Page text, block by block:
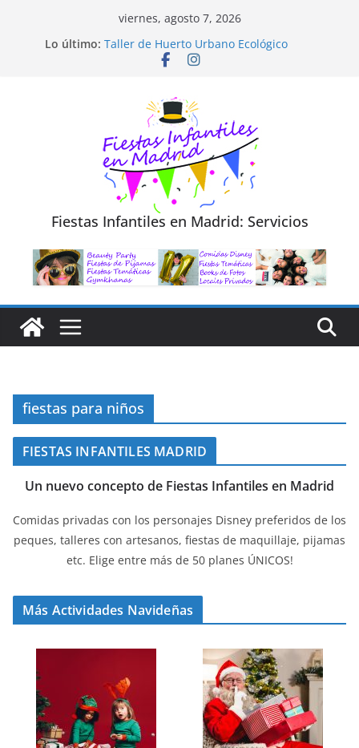
viernes, agosto 7, 2026
Lo último: Taller de Huerto Urbano Ecológico
TALLER FOTOGRAFÍA LA NATURALEZA
Trivial Virtual para niños
Fiestas Infantiles en Madrid: Servicios
fiestas para niños
FIESTAS INFANTILES MADRID
Un nuevo concepto de Fiestas Infantiles en Madrid
Comidas privadas con los personajes Disney preferidos de los
peques, talleres con artesanos, fiestas de maquillaje, pijamas
etc. Elige entre más de 50 planes ÚNICOS!
Más Actividades Navideñas